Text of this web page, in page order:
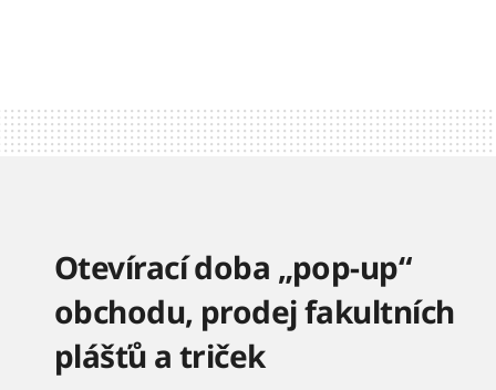
Otevírací doba „pop-up“
obchodu, prodej fakultních
plášťů a triček